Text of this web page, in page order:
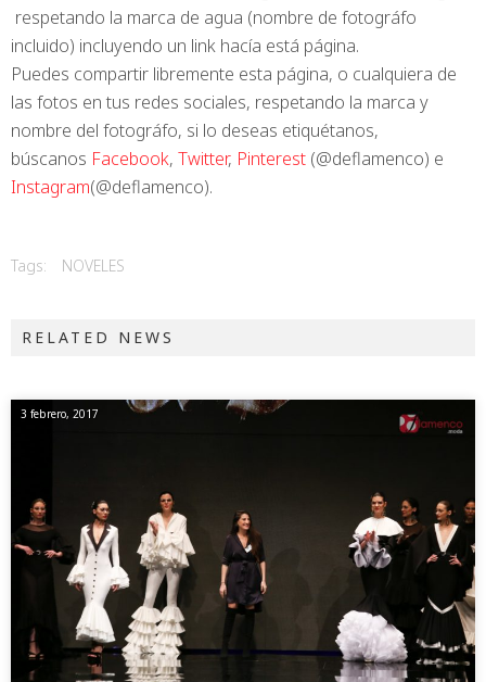
respetando la marca de agua (nombre de fotográfo
incluido) incluyendo un link hacía está página.
Puedes compartir libremente esta página, o cualquiera de
las fotos en tus redes sociales, respetando la marca y
nombre del fotográfo, si lo deseas etiquétanos,
búscanos Facebook, Twitter, Pinterest (@deflamenco) e
Instagram(@deflamenco).
Tags: NOVELES
RELATED NEWS
3 febrero, 2017